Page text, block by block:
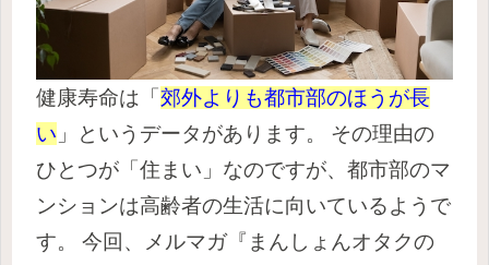
健康寿命は「 郊外よりも都市部のほうが長
い 」というデータがあります。
その理由の
ひとつが「住まい」なのですが、都市部のマ
ンションは高齢者の生活に向いているようで
す。
今回、メルマガ『 まんしょんオタクの